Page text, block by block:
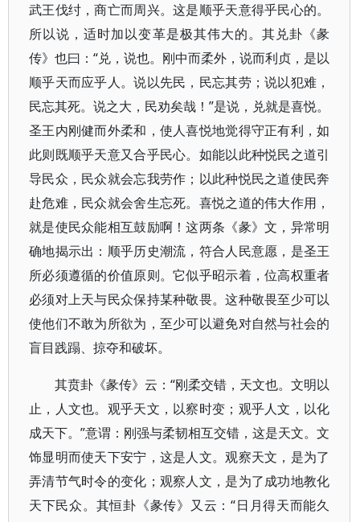
武王伐纣，商亡而周兴。这是顺乎天意得乎民心的。
所以说，适时加以变革是极其伟大的。其兑卦《彖
传》也曰：“兑，说也。刚中而柔外，说而利贞，是以
顺乎天而应乎人。说以先民，民忘其劳；说以犯难，
民忘其死。说之大，民劝矣哉！”是说，兑就是喜悦。
圣王内刚健而外柔和，使人喜悦地觉得守正有利，如
此则既顺乎天意又合乎民心。如能以此种悦民之道引
导民众，民众就会忘我劳作；以此种悦民之道使民奔
赴危难，民众就会舍生忘死。喜悦之道的伟大作用，
就是使民众能相互鼓励啊！这两条《彖》文，异常明
确地揭示出：顺乎历史潮流，符合人民意愿，是圣王
所必须遵循的价值原则。它似乎昭示着，位高权重者
必须对上天与民众保持某种敬畏。这种敬畏至少可以
使他们不敢为所欲为，至少可以避免对自然与社会的
盲目践蹋、掠夺和破坏。
其贲卦《彖传》云：“刚柔交错，天文也。文明以
止，人文也。观乎天文，以察时变；观乎人文，以化
成天下。”意谓：刚强与柔韧相互交错，这是天文。文
饰显明而使天下安宁，这是人文。观察天文，是为了
弄清节气时令的变化；观察人文，是为了成功地教化
天下民众。其恒卦《彖传》又云：“日月得天而能久